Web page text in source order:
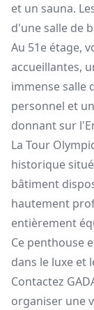
et un sauna.
d'une salle de
Au 51e étage,
accueillantes,
immense salle
personnel et
donnant sur
La Tour
historique
bâtiment
hautement
entièrement
Ce penthouse
dans le luxe et
Contactez
organiser une